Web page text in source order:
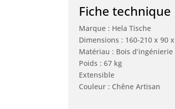
Fiche technique
Marque : Hela Tische
Dimensions : 160-210 x 90
Matériau : Bois d’ingénierie
Poids : 67 kg
Extensible
Couleur : Chêne Artisan